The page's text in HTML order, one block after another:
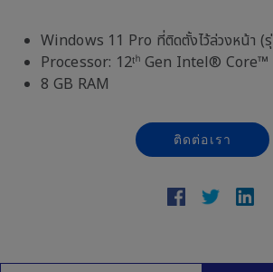
Windows 11 Pro ที่ติดตั้งไว้ล่วงหน้า (
Processor: 12ᵗʰ Gen Intel® Core™
8 GB RAM
ติดต่อเรา